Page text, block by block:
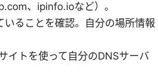
、ipinfo.ioなど）。
ることを確認。自分の場所情報
イトを使って自分のDNSサーバ